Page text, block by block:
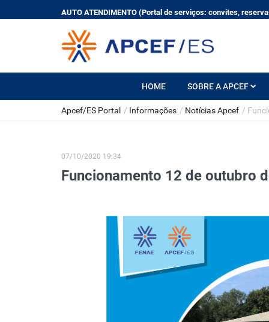
AUTO ATENDIMENTO (Portal de serviços: convites,
HOME SOBRE A APCEF
Apcef/ES Portal / Informações / Notícias Apcef /
07/10/2020 19:34
Funcionamento 12 de outubro